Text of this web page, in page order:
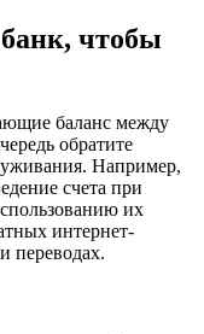
чтобы
баланс между
обратите
Например,
счета при
их
интернет-
переводах.